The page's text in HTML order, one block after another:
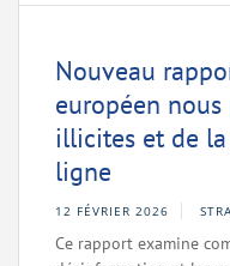
Nouveau
européen
illicites et de
ligne
12 FÉVRIER 2026
Ce rapport examine